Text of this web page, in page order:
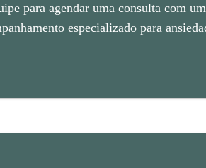
para agendar uma consulta com
especializado para